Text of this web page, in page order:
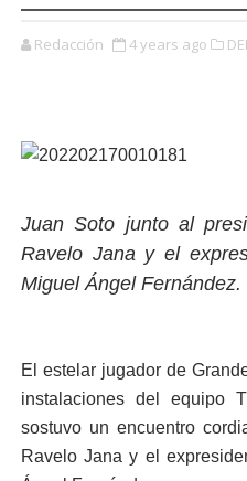
Redacción 4 years ago
Juan Soto junto al
Ravelo Jana y el
Miguel Ángel Fernández.
El estelar jugador de
instalaciones del equipo
sostuvo un encuentro
Ravelo Jana y el